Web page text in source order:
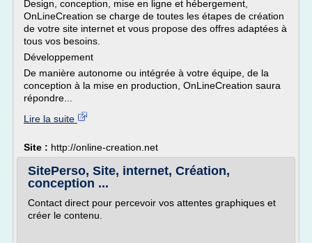
Design, conception, mise en ligne et hébergement,
OnLineCreation se charge de toutes les étapes de création
de votre site internet et vous propose des offres adaptées à
tous vos besoins.
Développement
De manière autonome ou intégrée à votre équipe, de la
conception à la mise en production, OnLineCreation saura
répondre...
Lire la suite
Site : http://online-creation.net
SitePerso, Site, internet, Création,
conception ...
Contact direct pour percevoir vos attentes graphiques et
créer le contenu.